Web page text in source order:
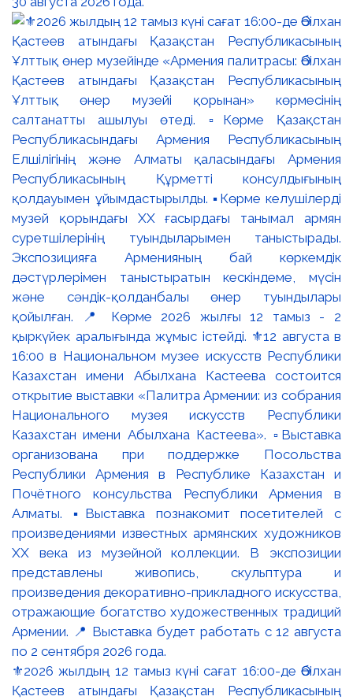
⚜️2026 жылдың 12 тамыз күні сағат 16:00-де Әбілхан
Қастеев атындағы Қазақстан Республикасының